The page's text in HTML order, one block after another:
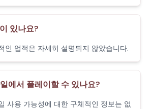
있나요?
인 업적은 자세히 설명되지 않았습니다.
에서 플레이할 수 있나요?
사용 가능성에 대한 구체적인 정보는 없